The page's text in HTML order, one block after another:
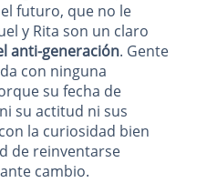
futuro, que no le
y Rita son un claro
anti-generación. Gente
con ninguna
su fecha de
su actitud ni sus
la curiosidad bien
de reinventarse
cambio.